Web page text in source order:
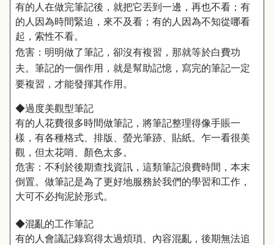
有的人在做完筆記後，就把它丟到一邊，再也不看；有
的人因為時間緊迫，來不及看；有的人因為不知從哪看
起，索性不看。
危害：明明做了筆記，卻沒有複習，那就等於白費功
夫。筆記的一個作用，就是幫助記憶，寫完的筆記一定
要複習，才能發揮其作用。
◆過度美觀型筆記
有的人花費很多時間做筆記，將筆記整理得像手賬一
樣，有各種格式、排版、螢光筆跡、貼紙。乍一看很美
觀，但太花哨、顏色太多。
危害：不利於後期查找資訊，這類筆記浪費時間，本末
倒置。做筆記是為了更好地服務於我們的學習和工作，
大可不必拘泥於形式。
◆混亂的工作筆記
有的人會議記錄寫得太過煩瑣、內容混亂，後期無法追